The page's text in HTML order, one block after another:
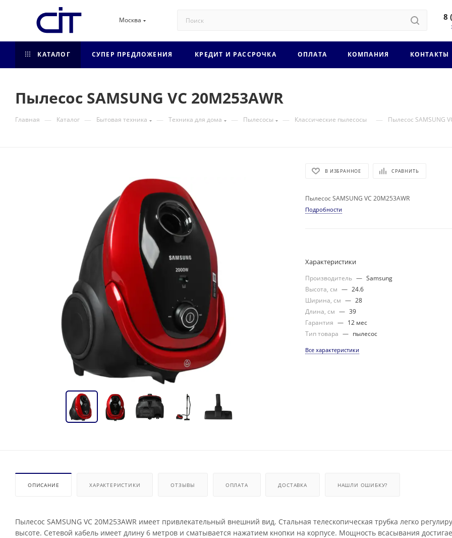
Москва 8
КАТАЛОГ СУПЕР ПРЕДЛОЖЕНИЯ КРЕДИТ И РАССРОЧКА ОПЛАТА КОМПАНИЯ КОНТАКТЫ
Пылесос SAMSUNG VC 20M253AWR
Главная — Каталог — Бытовая техника — Техника для дома — Пылесосы — Классические пылесосы — Пылесос SAMSUNG
В ИЗБРАННОЕ СРАВНИТЬ
Пылесос SAMSUNG VC 20M253AWR
Подробности
Характеристики
Производитель — Samsung
Высота, см — 24.6
Ширина, см — 28
Длина, см — 39
Гарантия — 12 мес
Тип товара — пылесос
Все характеристики
ОПИСАНИЕ ХАРАКТЕРИСТИКИ ОТЗЫВЫ ОПЛАТА ДОСТАВКА НАШЛИ ОШИБКУ?
Пылесос SAMSUNG VC 20M253AWR имеет привлекательный внешний вид. Стальная телескопическая трубка легко
высоте. Сетевой кабель имеет длину 6 метров и сматывается нажатием кнопки на корпусе. Мощность всасывания